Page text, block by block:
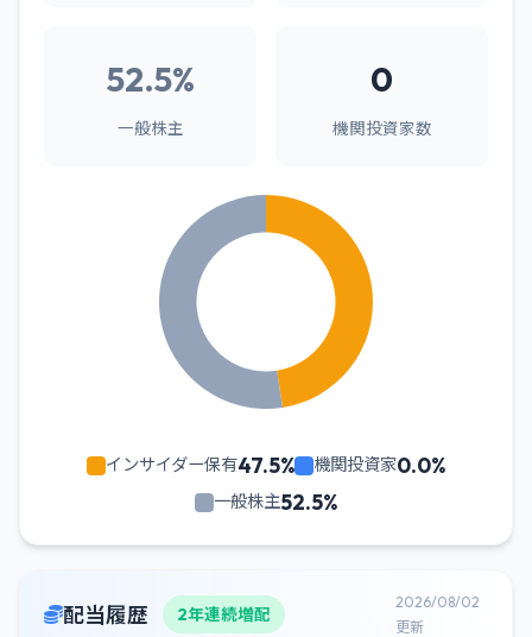
52.5%
一般株主
0
機関投資家数
インサイダー保有47.5% 機関投資家0.0%
一般株主52.5%
配当履歴 2年連続増配
2026/08/02
更新